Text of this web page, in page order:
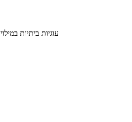
עוגיות ביתיות במילוי 4 טעמים שונים - שוקולד לבן, פרג, ריבת חלב וריבת משמש, 127 קלוריות למנה, 423 קלוריות ל-100 גרם